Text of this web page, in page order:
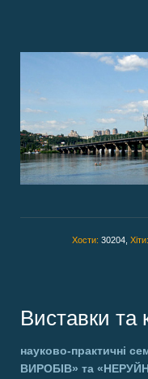
Хости: 30204, Хіти:
Виставки та
науково-практичні
ВИРОБІВ» та